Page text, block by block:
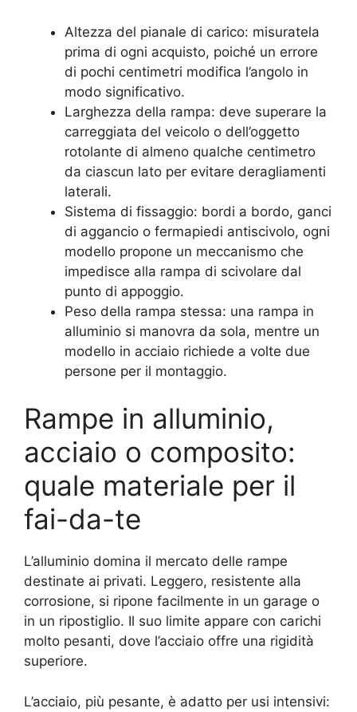
Altezza del pianale di carico: misuratela
prima di ogni acquisto, poiché un errore
di pochi centimetri modifica l’angolo in
modo significativo.
Larghezza della rampa: deve superare la
carreggiata del veicolo o dell’oggetto
rotolante di almeno qualche centimetro
da ciascun lato per evitare deragliamenti
laterali.
Sistema di fissaggio: bordi a bordo, ganci
di aggancio o fermapiedi antiscivolo, ogni
modello propone un meccanismo che
impedisce alla rampa di scivolare dal
punto di appoggio.
Peso della rampa stessa: una rampa in
alluminio si manovra da sola, mentre un
modello in acciaio richiede a volte due
persone per il montaggio.
Rampe in alluminio,
acciaio o composito:
quale materiale per il
fai-da-te
L’alluminio domina il mercato delle rampe
destinate ai privati. Leggero, resistente alla
corrosione, si ripone facilmente in un garage o
in un ripostiglio. Il suo limite appare con carichi
molto pesanti, dove l’acciaio offre una rigidità
superiore.
L’acciaio, più pesante, è adatto per usi intensivi: